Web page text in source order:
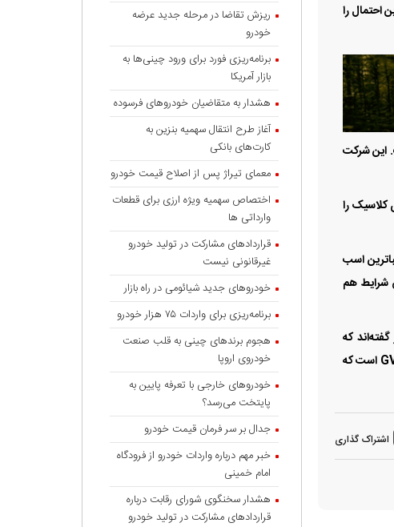
را
را تا سال ۲۰۳۰ به تاخیر انداخته است. این شرکت
را
اسب
هم
که
کانسپت‌‌‌های این کارخانه فقط برای نمایش نیست. رسانه‌ها پیش‌‌‌بینی کرده‌‌‌اند که اکواتور پیش‌‌‌زمینه‌‌‌ای برای نسل بعدی شاسی‌‌‌بلند GV۸۰ است که
اشتراک گذاری
ریزش تقاضا در مرحله جدید عرضه
خودرو
برنامه‌ریزی فورد برای ورود چینی‌ها به
بازار آمریکا
هشدار به متقاضیان خودروهای فرسوده
آغاز طرح انتقال سهمیه بنزین به
کارت‌های بانکی
معمای تیراژ پس از اصلاح قیمت خودرو
اختصاص سهمیه ویژه ارزی برای قطعات
وارداتی ها
قراردادهای مشارکت در تولید خودرو
غیرقانونی نیست
خودروهای جدید شیائومی در راه بازار
برنامه‌ریزی برای واردات ۷۵ هزار خودرو
هجوم برندهای چینی به قلب صنعت
خودروی اروپا
خودروهای خارجی با تعرفه پایین به
پایتخت می‌رسد؟
جدال بر سر فرمان قیمت خودرو
خبر مهم درباره واردات خودرو از فرودگاه
امام خمینی
هشدار سخنگوی شورای رقابت درباره
قرارداد‌های مشارکت در تولید خودرو